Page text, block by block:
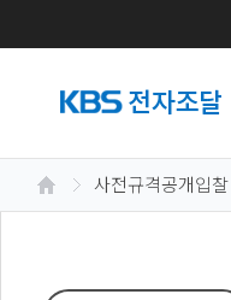
사전규격공개입찰